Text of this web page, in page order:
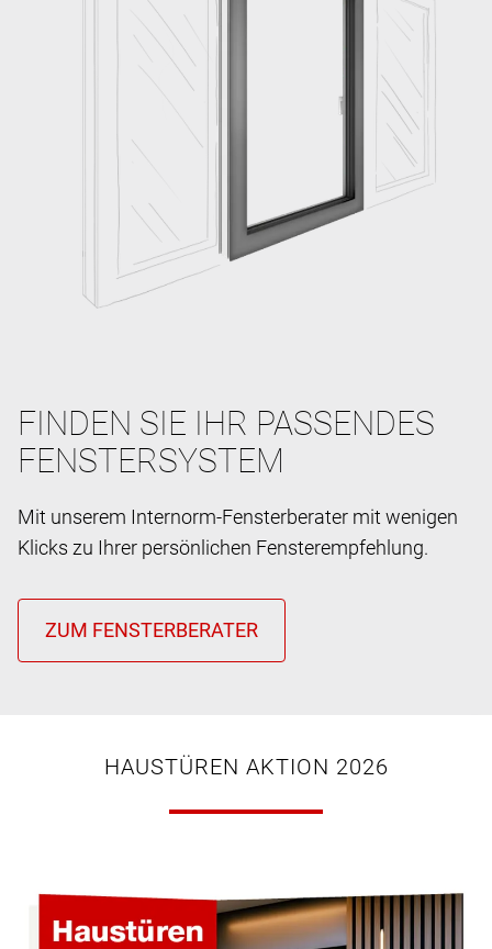
FINDEN SIE IHR PASSENDES
FENSTERSYSTEM
Mit unserem Internorm-Fensterberater mit wenigen
Klicks zu Ihrer persönlichen Fensterempfehlung.
HAUSTÜREN AKTION 2026